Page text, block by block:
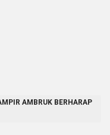
AMBRUK BERHARAP